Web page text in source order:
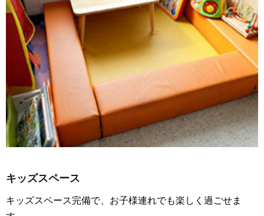
キッズスペース
キッズスペース完備で、お子様連れでも楽しく過ごせま